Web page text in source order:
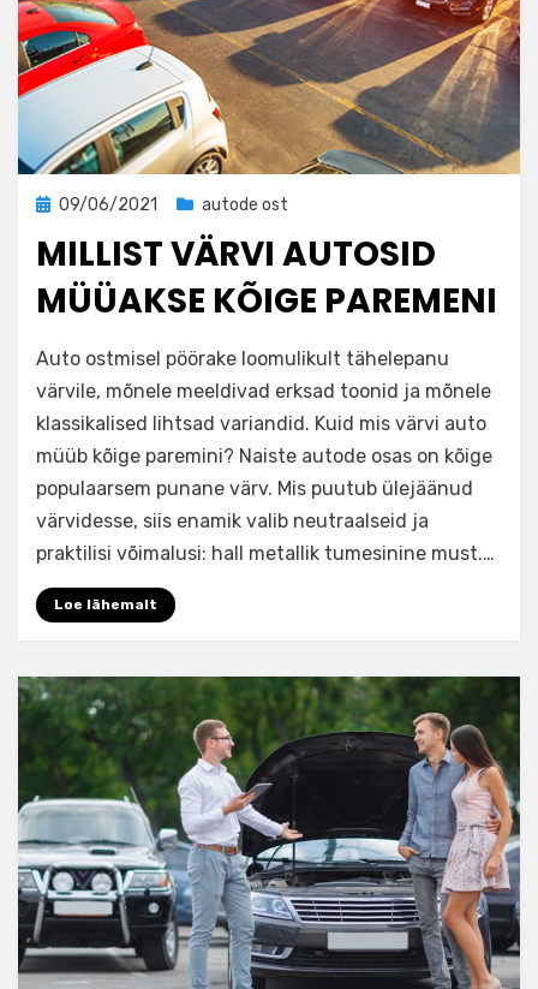
Posted
09/06/2021 autode ost
MILLIST VÄRVI AUTOSID
MÜÜAKSE KÕIGE PAREMENI
by adminkirill
Auto ostmisel pöörake loomulikult tähelepanu
värvile, mõnele meeldivad erksad toonid ja mõnele
klassikalised lihtsad variandid. Kuid mis värvi auto
müüb kõige paremini? Naiste autode osas on kõige
populaarsem punane värv. Mis puutub ülejäänud
värvidesse, siis enamik valib neutraalseid ja
praktilisi võimalusi: hall metallik tumesinine must.…
Loe lähemalt